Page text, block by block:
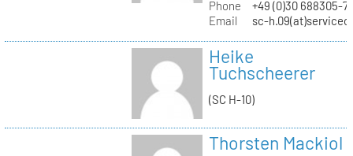
Phone
+49 (0)30 688305-
Email
sc-
Heike
Tuchscheerer
(SC H-10)
Thorsten Mackiol